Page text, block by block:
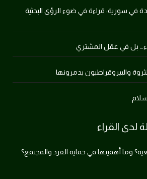
في سورية: قراءة في ضوء الرؤى البحثية
بل في عقل المشتري
والبيروقراطيون يدمرونها
لدى القراء
وما أهميتها في حماية الفرد والمجتمع؟